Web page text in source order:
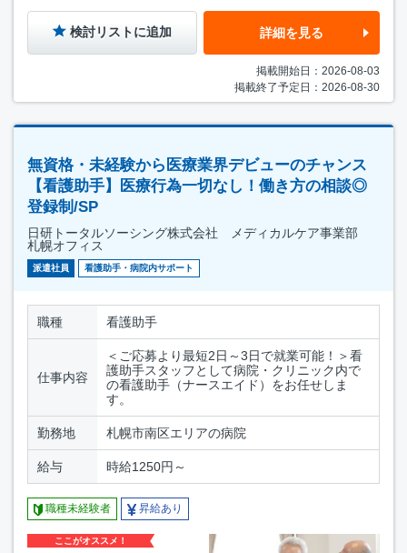
検討リストに追加 詳細を見る
掲載開始日：2026-08-03
掲載終了予定日：2026-08-30
無資格・未経験から医療業界デビューのチャンス
【看護助手】医療行為一切なし！働き方の相談◎
登録制/SP
日研トータルソーシング株式会社 メディカルケア事業部
札幌オフィス
派遣社員 看護助手・病院内サポート
職種 看護助手
仕事内容
＜ご応募より最短2日～3日で就業可能！＞看
護助手スタッフとして病院・クリニック内で
の看護助手（ナースエイド）をお任せしま
す。
勤務地 札幌市南区エリアの病院
給与 時給1250円～
職種未経験者 昇給あり
ここがオススメ！